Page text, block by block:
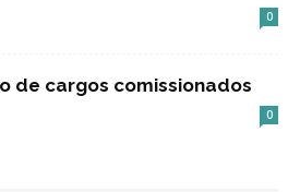
0
de cargos comissionados
0